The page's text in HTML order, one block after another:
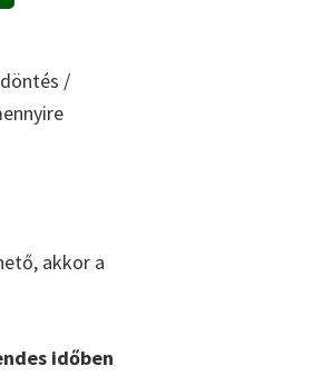
/
akkor a
időben